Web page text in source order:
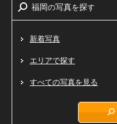
福岡の写真を探す
新着写真
エリアで探す
すべての写真を見る